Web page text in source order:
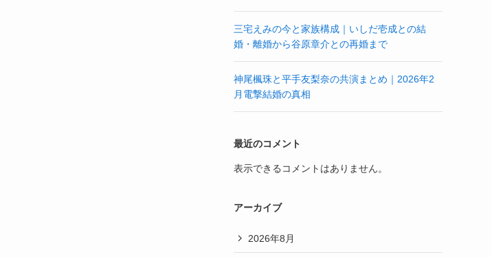
三宅えみの今と家族構成｜いしだ壱成との結
婚・離婚から谷原章介との再婚まで
神尾楓珠と平手友梨奈の共演まとめ｜2026年2
月電撃結婚の真相
最近のコメント
表示できるコメントはありません。
アーカイブ
2026年8月